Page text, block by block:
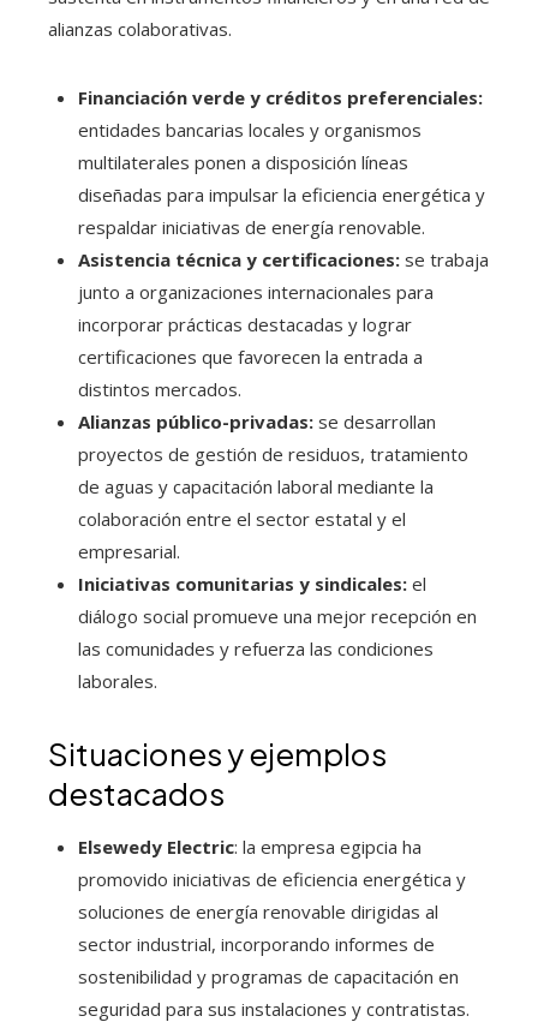
alianzas colaborativas.
Financiación verde y créditos preferenciales:
entidades bancarias locales y organismos
multilaterales ponen a disposición líneas
diseñadas para impulsar la eficiencia energética y
respaldar iniciativas de energía renovable.
Asistencia técnica y certificaciones: se trabaja
junto a organizaciones internacionales para
incorporar prácticas destacadas y lograr
certificaciones que favorecen la entrada a
distintos mercados.
Alianzas público-privadas: se desarrollan
proyectos de gestión de residuos, tratamiento
de aguas y capacitación laboral mediante la
colaboración entre el sector estatal y el
empresarial.
Iniciativas comunitarias y sindicales: el
diálogo social promueve una mejor recepción en
las comunidades y refuerza las condiciones
laborales.
Situaciones y ejemplos
destacados
Elsewedy Electric: la empresa egipcia ha
promovido iniciativas de eficiencia energética y
soluciones de energía renovable dirigidas al
sector industrial, incorporando informes de
sostenibilidad y programas de capacitación en
seguridad para sus instalaciones y contratistas.